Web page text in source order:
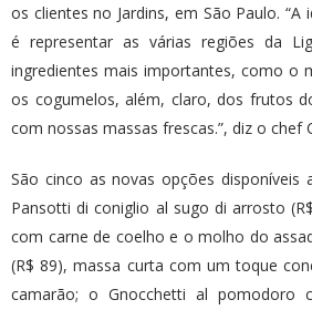
os clientes no Jardins, em São Paulo.
é representar as várias regiões da
ingredientes mais importantes, como o
os cogumelos, além, claro, dos frutos
com nossas massas frescas.”, diz o chef
São cinco as novas opções
Pansotti di coniglio al sugo di arrosto
com carne de coelho e o molho do
(R$ 89), massa curta com um toque
camarão; o Gnocchetti al pomodoro